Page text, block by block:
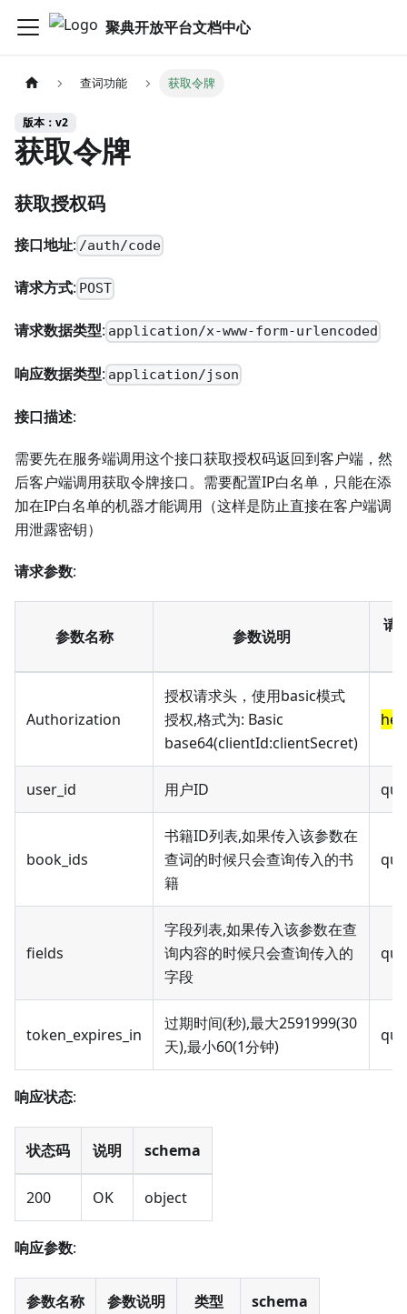
聚典开放平台文档中心
查词功能 获取令牌
版本：v2
获取令牌
获取授权码
接口地址: /auth/code
请求方式: POST
请求数据类型: application/x-www-form-urlencoded
响应数据类型: application/json
接口描述:
需要先在服务端调用这个接口获取授权码返回到客户端，然
后客户端调用获取令牌接口。需要配置IP白名单，只能在添
加在IP白名单的机器才能调用（这样是防止直接在客户端调
用泄露密钥）
请求参数:
参数名称 参数说明
请
Authorization
授权请求头，使用basic模式
授权,格式为: Basic
base64(clientId:clientSecret)
user_id 用户ID
book_ids
书籍ID列表,如果传入该参数在
查词的时候只会查询传入的书
籍
fields
字段列表,如果传入该参数在查
询内容的时候只会查询传入的
字段
token_expires_in
过期时间(秒),最大2591999(30
天),最小60(1分钟)
响应状态:
状态码 说明 schema
200 OK object
响应参数:
参数名称 参数说明 类型 schema